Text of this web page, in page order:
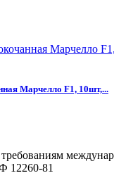
Марчелло F1, 10шт,...
12260-81